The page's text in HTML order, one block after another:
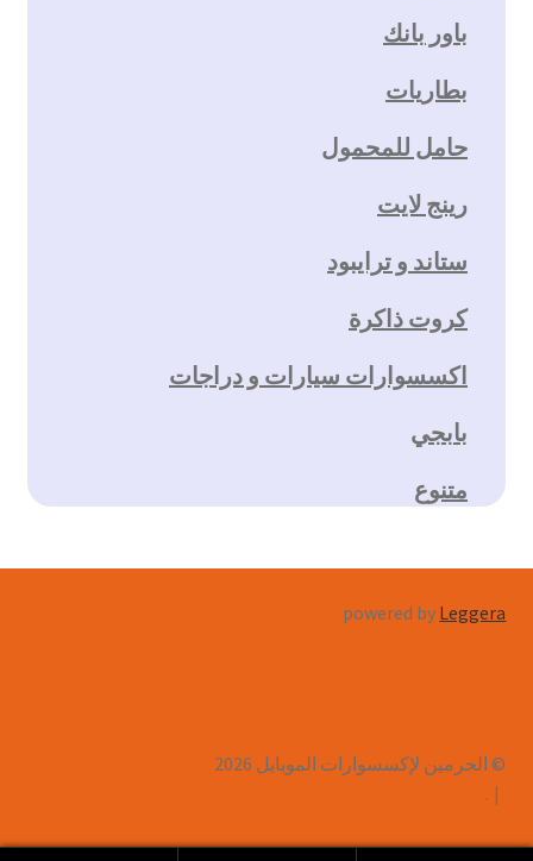
باور بانك
بطاريات
حامل للمحمول
رينج لايت
ستاند و ترايبود
كروت ذاكرة
اكسسوارات سيارات و دراجات
بابجي
متنوع
powered by Leggera
© الحرمين لإكسسوارات الموبايل 2026
.